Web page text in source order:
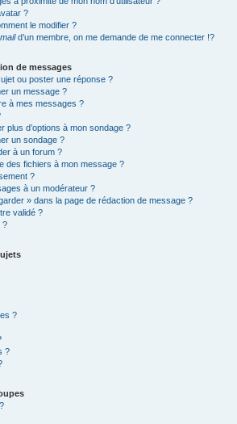
?
le modifier ?
d’un membre, on me demande de me connecter !?
de messages
ou poster une réponse ?
un message ?
à mes messages ?
plus d’options à mon sondage ?
un sondage ?
à un forum ?
des fichiers à mon message ?
?
à un modérateur ?
» dans la page de rédaction de message ?
validé ?
?
?
?